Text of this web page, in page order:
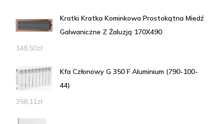
Kratki Kratka Kominkowa Prostokątna Miedź
Galwaniczne Z Żaluzją 170X490
148,50zł
Kfa Członowy G 350 F Aluminium (790-100-
44)
358,11zł